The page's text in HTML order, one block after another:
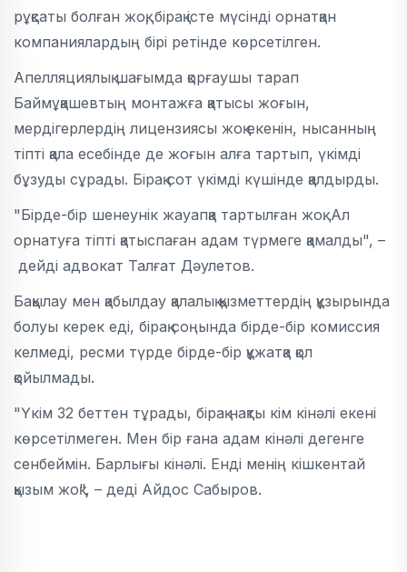
рұқсаты болған жоқ, бірақ істе мүсінді орнатқан
компаниялардың бірі ретінде көрсетілген.
Апелляциялық шағымда қорғаушы тарап
Баймұқашевтың монтажға қатысы жоғын,
мердігерлердің лицензиясы жоқ екенін, нысанның
тіпті қала есебінде де жоғын алға тартып, үкімді
бұзуды сұрады. Бірақ сот үкімді күшінде қалдырды.
"Бірде-бір шенеунік жауапқа тартылған жоқ. Ал
орнатуға тіпті қатыспаған адам түрмеге қамалды", –
дейді адвокат Талғат Дәулетов.
Бақылау мен қабылдау қалалық қызметтердің құзырында
болуы керек еді, бірақ соңында бірде-бір комиссия
келмеді, ресми түрде бірде-бір құжатқа қол
қойылмады.
"Үкім 32 беттен тұрады, бірақ нақты кім кінәлі екені
көрсетілмеген. Мен бір ғана адам кінәлі дегенге
сенбеймін. Барлығы кінәлі. Енді менің кішкентай
қызым жоқ", – деді Айдос Сабыров.